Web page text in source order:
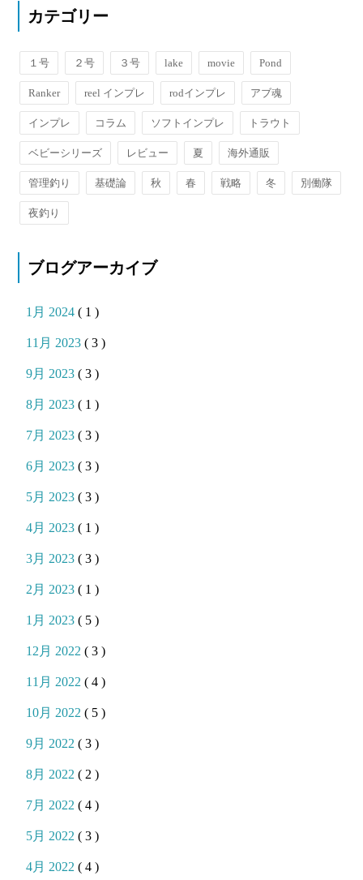
カテゴリー
１号 ２号 ３号 lake movie Pond
Ranker reel インプレ rodインプレ アブ魂
インプレ コラム ソフトインプレ トラウト
ベビーシリーズ レビュー 夏 海外通販
管理釣り 基礎論 秋 春 戦略 冬 別働隊
夜釣り
ブログアーカイブ
1月 2024( 1 )
11月 2023( 3 )
9月 2023( 3 )
8月 2023( 1 )
7月 2023( 3 )
6月 2023( 3 )
5月 2023( 3 )
4月 2023( 1 )
3月 2023( 3 )
2月 2023( 1 )
1月 2023( 5 )
12月 2022( 3 )
11月 2022( 4 )
10月 2022( 5 )
9月 2022( 3 )
8月 2022( 2 )
7月 2022( 4 )
5月 2022( 3 )
4月 2022( 4 )